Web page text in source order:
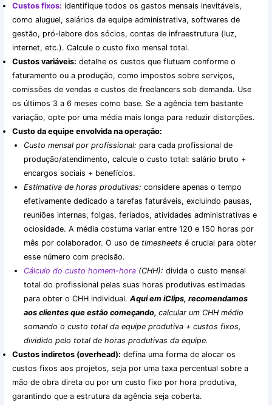
Custos fixos: identifique todos os gastos mensais inevitáveis,
como aluguel, salários da equipe administrativa, softwares de
gestão, pró-labore dos sócios, contas de infraestrutura (luz,
internet, etc.). Calcule o custo fixo mensal total.
Custos variáveis: detalhe os custos que flutuam conforme o
faturamento ou a produção, como impostos sobre serviços,
comissões de vendas e custos de freelancers sob demanda. Use
os últimos 3 a 6 meses como base. Se a agência tem bastante
variação, opte por uma média mais longa para reduzir distorções.
Custo da equipe envolvida na operação:
Custo mensal por profissional: para cada profissional de
produção/atendimento, calcule o custo total: salário bruto +
encargos sociais + benefícios.
Estimativa de horas produtivas: considere apenas o tempo
efetivamente dedicado a tarefas faturáveis, excluindo pausas,
reuniões internas, folgas, feriados, atividades administrativas e
ociosidade. A média costuma variar entre 120 e 150 horas por
mês por colaborador. O uso de timesheets é crucial para obter
esse número com precisão.
Cálculo do custo homem-hora (CHH): divida o custo mensal
total do profissional pelas suas horas produtivas estimadas
para obter o CHH individual. Aqui em iClips, recomendamos
aos clientes que estão começando, calcular um CHH médio
somando o custo total da equipe produtiva + custos fixos,
dividido pelo total de horas produtivas da equipe.
Custos indiretos (overhead): defina uma forma de alocar os
custos fixos aos projetos, seja por uma taxa percentual sobre a
mão de obra direta ou por um custo fixo por hora produtiva,
garantindo que a estrutura da agência seja coberta.